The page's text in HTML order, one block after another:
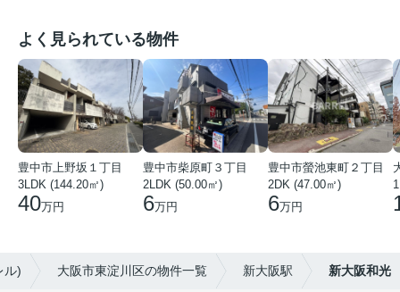
よく見られている物件
豊中市上野坂１丁目
3LDK (144.20㎡)
40万円
豊中市柴原町３丁目
2LDK (50.00㎡)
6万円
豊中市螢池東町２丁目
2DK (47.00㎡)
6万円
ル) 大阪市東淀川区の物件一覧 新大阪駅 新大阪和光